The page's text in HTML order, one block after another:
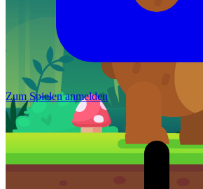
Zum Spielen anmelden